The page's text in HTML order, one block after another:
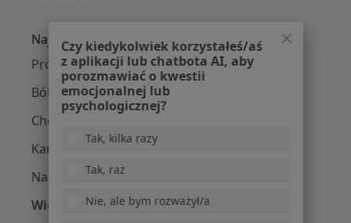
Najczęście leczone choroby
Próchnica w Kołobrzegu
Ból zęba w Kołobrzegu
Choroby miazgi w Kołobrzegu
Kamień nazębny w Kołobrzegu
Nadwrażliwość zębów w Kołobrzegu
Więcej (15)
Czy kiedykolwiek korzystałeś/aś
z aplikacji lub chatbota AI, aby
porozmawiać o kwestii
emocjonalnej lub
psychologicznej?
Tak, kilka razy
Tak, raz
Nie, ale bym rozważył/a